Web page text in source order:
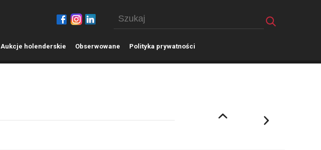
Aukcje holenderskie Obserwowane Polityka prywatności